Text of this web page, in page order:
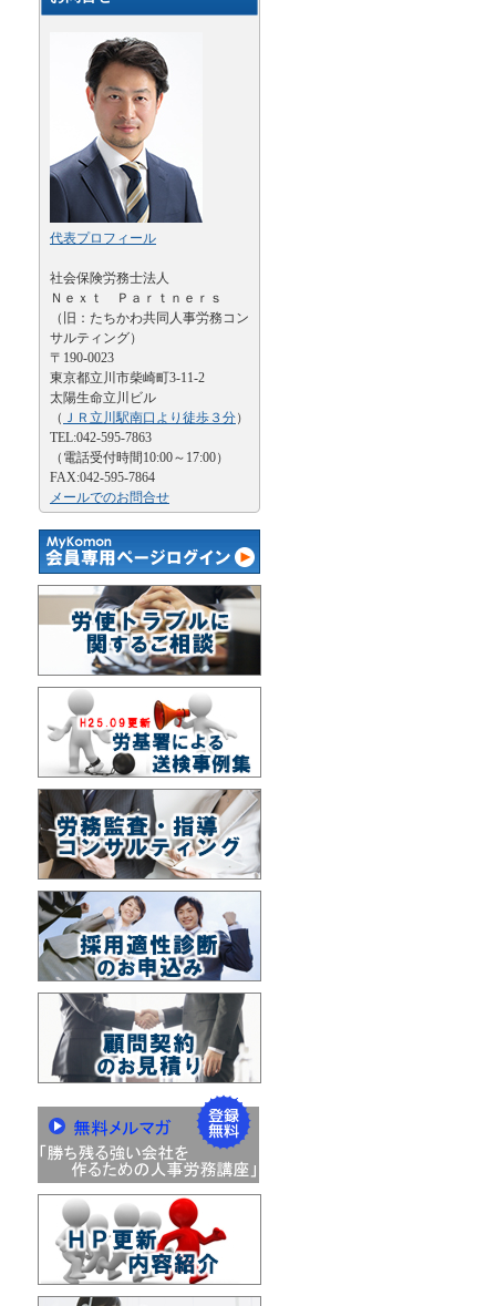
代表プロフィール
社会保険労務士法人
Ｎｅｘｔ Ｐａｒｔｎｅｒｓ
（旧：たちかわ共同人事労務コン
サルティング）
〒190-0023
東京都立川市柴崎町3-11-2
太陽生命立川ビル
（ ＪＲ立川駅南口より徒歩３分）
TEL:042-595-7863
（電話受付時間10:00～17:00）
FAX:042-595-7864
メールでのお問合せ